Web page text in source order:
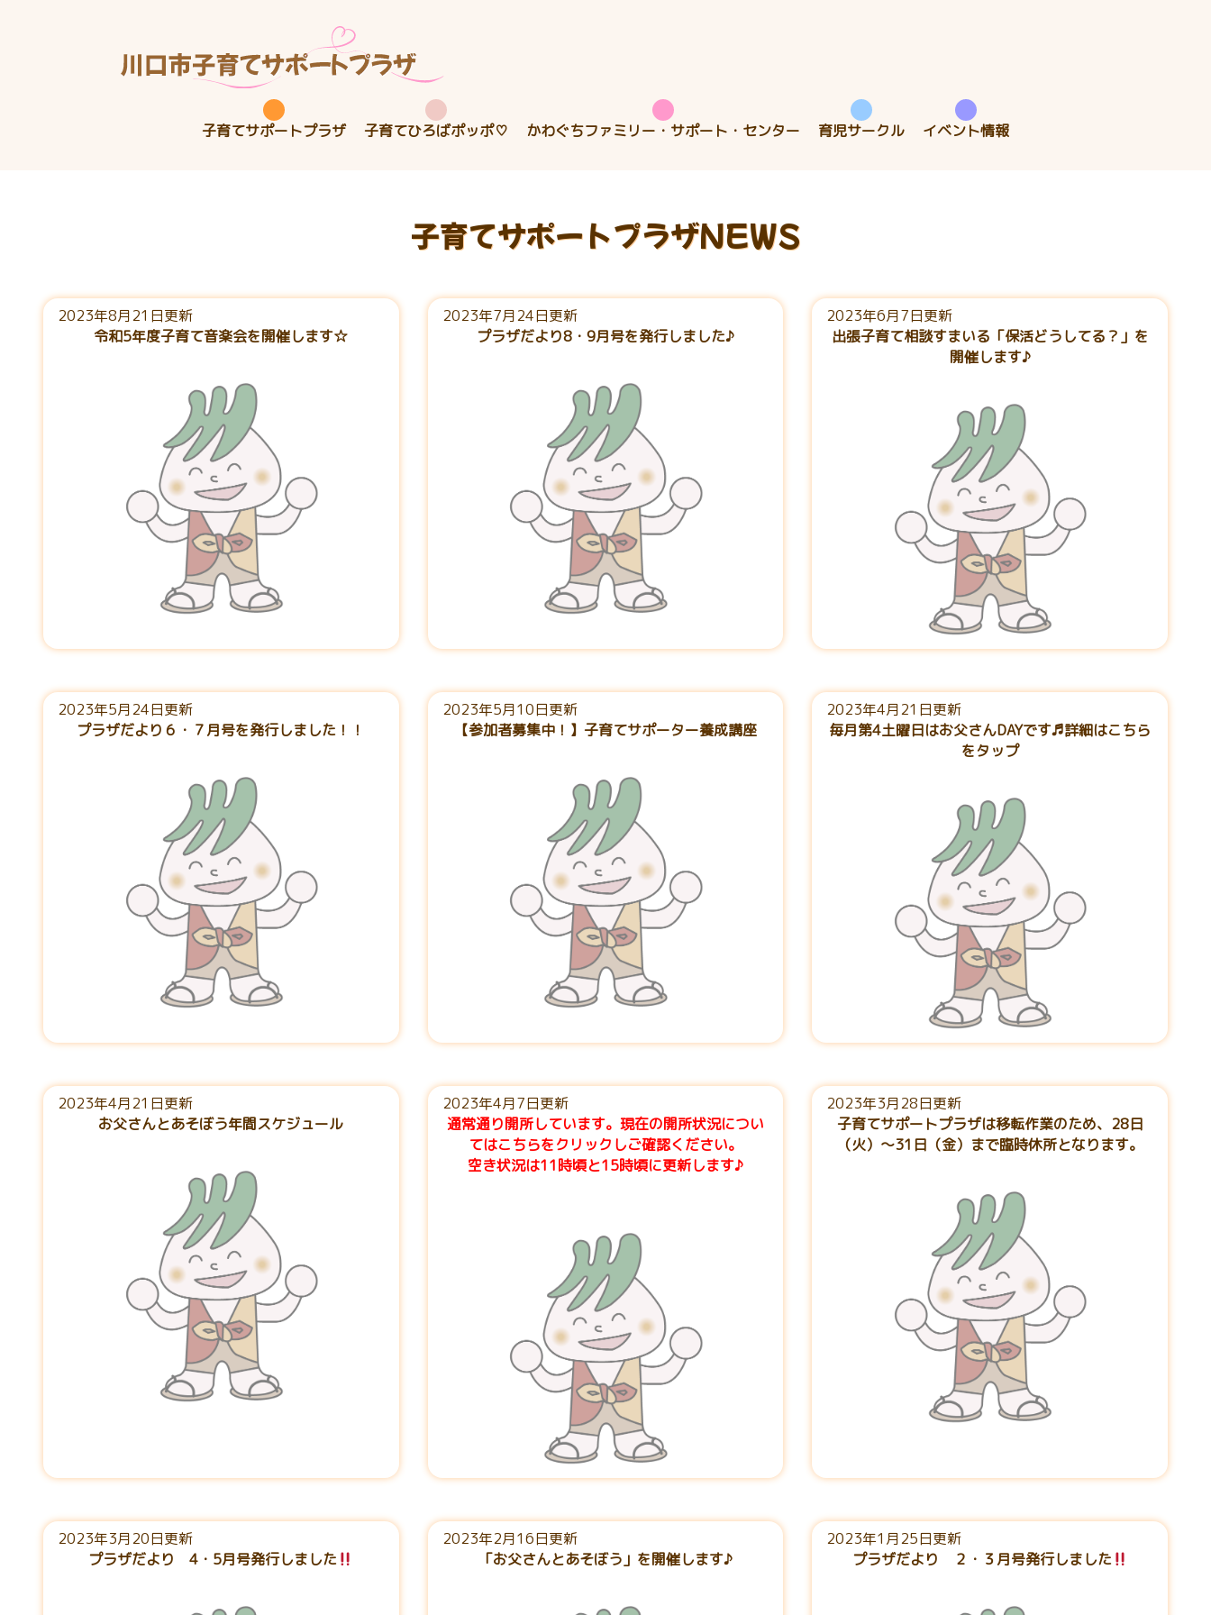
子育てサポートプラザ 子育てひろばポッポ♡ かわぐちファミリー・サポート・センター 育児サークル イベント情報
子育てサポートプラザNEWS
2023年8月21日更新
令和5年度子育て音楽会を開催します☆
2023年7月24日更新
プラザだより8・9月号を発行しました♪
2023年6月7日更新
出張子育て相談すまいる「保活どうしてる？」を
開催します♪
2023年5月24日更新
プラザだより６・７月号を発行しました！！
2023年5月10日更新
【参加者募集中！】子育てサポーター養成講座
2023年4月21日更新
毎月第4土曜日はお父さんDAYです♬詳細はこちら
をタップ
2023年4月21日更新
お父さんとあそぼう年間スケジュール
2023年4月7日更新
通常通り開所しています。現在の開所状況につい
てはこちらをクリックしご確認ください。
空き状況は11時頃と15時頃に更新します♪
2023年3月28日更新
子育てサポートプラザは移転作業のため、28日
（火）～31日（金）まで臨時休所となります。
2023年3月20日更新
プラザだより 4・5月号発行しました
2023年2月16日更新
「お父さんとあそぼう」を開催します♪
2023年1月25日更新
プラザだより ２・３月号発行しました